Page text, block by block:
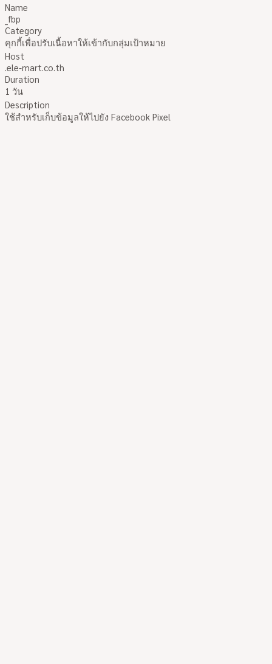
Name
_fbp
Category
คุกกี้เพื่อปรับเนื้อหาให้เข้ากับกลุ่มเป้าหมาย
Host
.ele-mart.co.th
Duration
1 วัน
Description
ใช้สำหรับเก็บข้อมูลให้ไปยัง Facebook Pixel